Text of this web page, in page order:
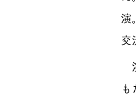
演
交
も